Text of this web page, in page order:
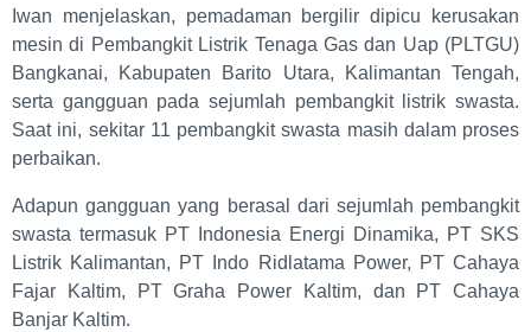
Iwan menjelaskan, pemadaman bergilir dipicu kerusakan
mesin di Pembangkit Listrik Tenaga Gas dan Uap (PLTGU)
Bangkanai, Kabupaten Barito Utara, Kalimantan Tengah,
serta gangguan pada sejumlah pembangkit listrik swasta.
Saat ini, sekitar 11 pembangkit swasta masih dalam proses
perbaikan.
Adapun gangguan yang berasal dari sejumlah pembangkit
swasta termasuk PT Indonesia Energi Dinamika, PT SKS
Listrik Kalimantan, PT Indo Ridlatama Power, PT Cahaya
Fajar Kaltim, PT Graha Power Kaltim, dan PT Cahaya
Banjar Kaltim.